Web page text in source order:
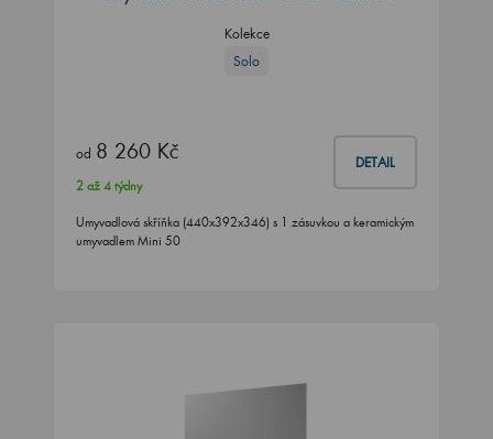
Kolekce
Solo
od 8 260 Kč DETAIL
2 až 4 týdny
Umyvadlová skříňka (440x392x346) s 1 zásuvkou a keramickým
umyvadlem Mini 50